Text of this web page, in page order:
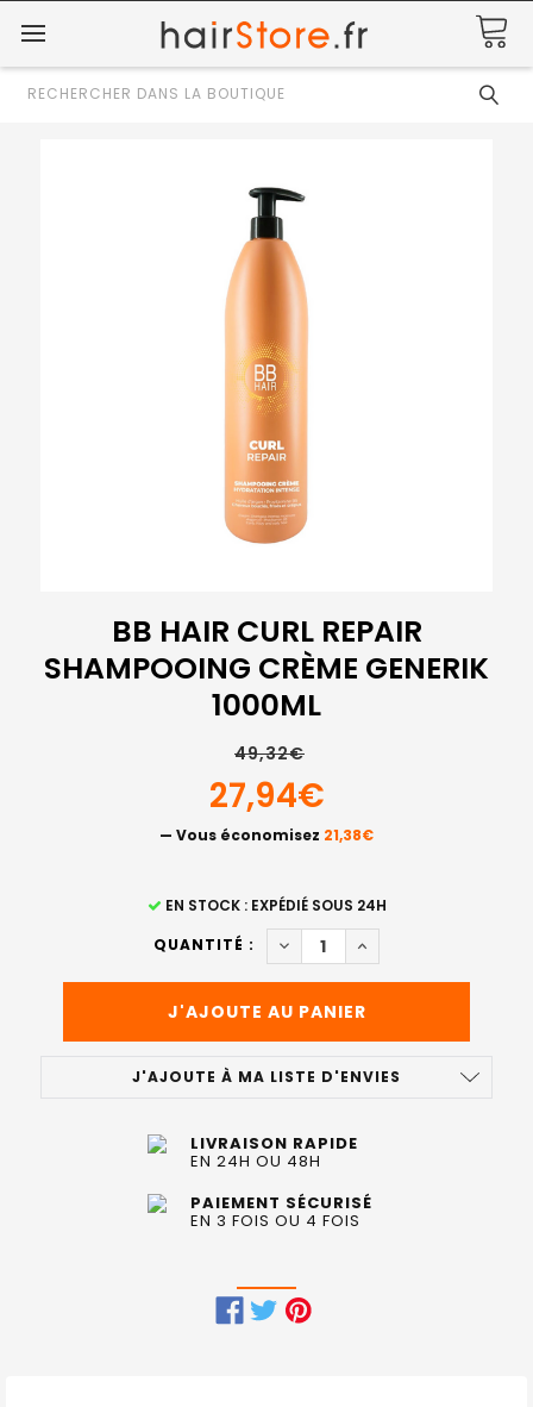
Rechercher
BB HAIR CURL REPAIR
SHAMPOOING CRÈME GENERIK
1000ML
49,32€
27,94€
— Vous économisez 21,38€
EN STOCK : EXPÉDIÉ SOUS 24H
QUANTITÉ :
DIMINUER LA QUANTITÉ DE
AUGMENTER LA
J'AJOUTE À MA LISTE D'ENVIES
LIVRAISON RAPIDE
EN 24H OU 48H
PAIEMENT SÉCURISÉ
EN 3 FOIS OU 4 FOIS